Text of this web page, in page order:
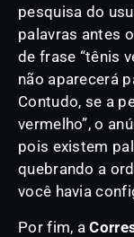
pesquisa do
palavras antes
de frase “tênis
não aparecerá
Contudo, se a
vermelho”, o
pois existem
quebrando a
você havia
Por fim, a